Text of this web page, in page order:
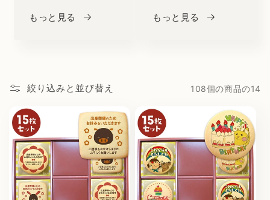
もっと見る もっと見る
絞り込みと並び替え 108個の商品の14